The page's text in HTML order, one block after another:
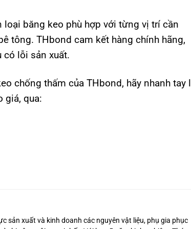
băng keo phù hợp với từng vị trí cần
tông. THbond cam kết hàng chính hãng,
có lỗi sản xuất.
chống thấm của THbond, hãy nhanh tay
giá, qua:
sản xuất và kinh doanh các nguyên vật liệu, phụ gia phục